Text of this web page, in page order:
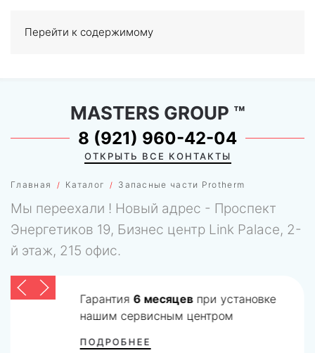
Перейти к содержимому
0
Главная Каталог Запасные части Protherm
MASTERS GROUP ™
8 (921) 960-42-04
ОТКРЫТЬ ВСЕ КОНТАКТЫ
Мы переехали ! Новый адрес - Проспект
Энергетиков 19, Бизнес центр Link Palace, 2-
й этаж, 215 офис.
Гарантия 6 месяцевпри установке
нашим сервисным центром
ПОДРОБНЕЕ